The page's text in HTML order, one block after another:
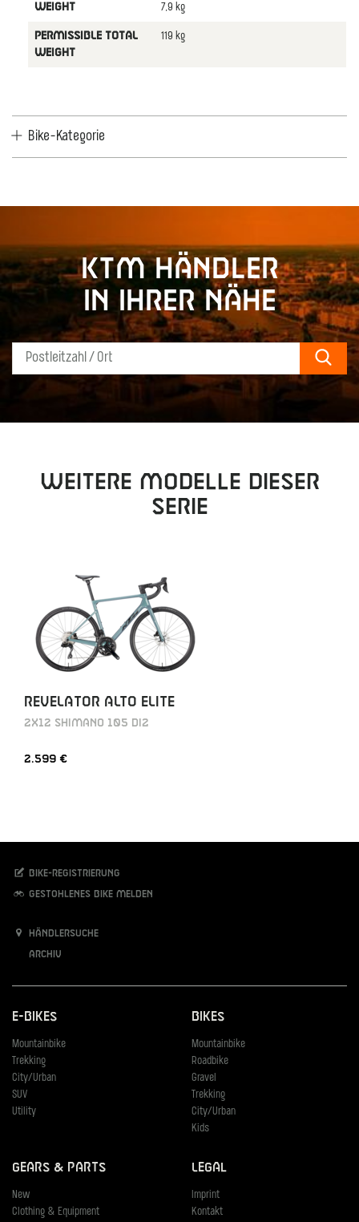
WEIGHT 7,9 kg
PERMISSIBLE TOTAL
WEIGHT
119 kg
Bike-Kategorie
KTM Händler
in Ihrer Nähe
Weitere Modelle dieser
Serie
REVELATOR ALTO ELITE
2X12 SHIMANO 105 DI2
2.599 €
Bike-Registrierung
Gestohlenes Bike melden
Händlersuche
Archiv
E-Bikes
Mountainbike
Trekking
City/Urban
SUV
Utility
Bikes
Mountainbike
Roadbike
Gravel
Trekking
City/Urban
Kids
Gears & Parts
New
Clothing & Equipment
Legal
Imprint
Kontakt